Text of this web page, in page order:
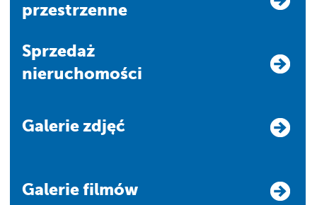
przestrzenne
Sprzedaż
nieruchomości
Galerie zdjęć
Galerie filmów